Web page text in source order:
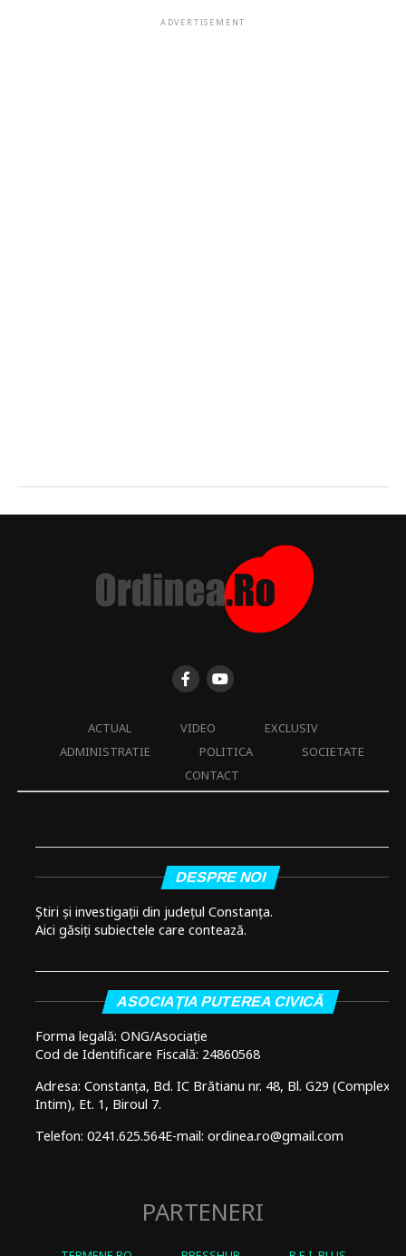
ADVERTISEMENT
ACTUAL VIDEO
EXCLUSIV
ADMINISTRATIE
POLITICA
SOCIETATE
CONTACT
DESPRE NOI
Știri și investigații din județul Constanța.
Aici găsiți subiectele care contează.
ASOCIAȚIA PUTEREA CIVICĂ
Forma legală: ONG/Asociație
Cod de Identificare Fiscală: 24860568
Adresa: Constanța, Bd. IC Brătianu nr. 48, Bl. G29 (Complex
Intim), Et. 1, Biroul 7.
Telefon: 0241.625.564E-mail: ordinea.ro@gmail.com
PARTENERI